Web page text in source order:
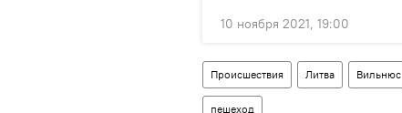
10 ноября 2021, 19:00
Происшествия Литва Вильнюс
пешеход